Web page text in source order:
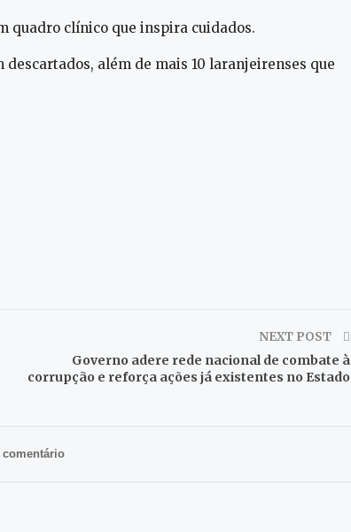
quadro clínico que inspira cuidados.
além de mais 10 laranjeirenses que
NEXT POST
Governo adere rede nacional de combate à
corrupção e reforça ações já existentes no Estado
comentário